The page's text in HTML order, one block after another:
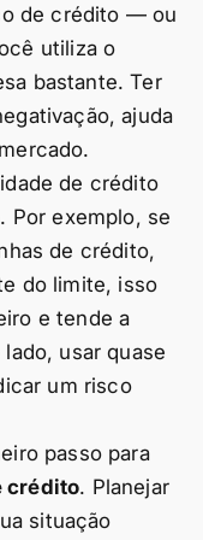
de crédito — ou
utiliza o
bastante. Ter
ajuda
de crédito
Por exemplo, se
de crédito,
do limite, isso
e tende a
usar quase
um risco
passo para
crédito. Planejar
situação